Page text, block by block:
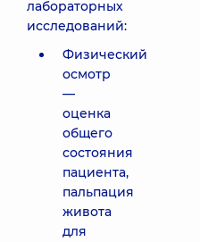
лабораторных
исследований:
Физический
осмотр
—
оценка
общего
состояния
пациента,
пальпация
живота
для